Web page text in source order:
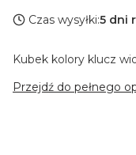
Czas wysyłki:5 dni
Kubek kolory klucz
Przejdź do pełnego